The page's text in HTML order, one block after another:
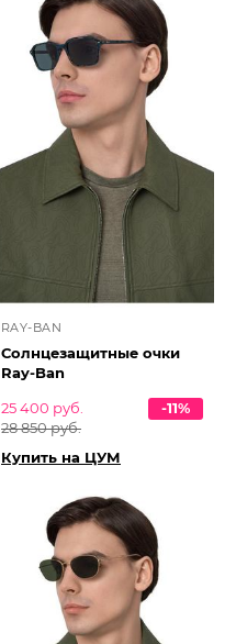
RAY-BAN
Солнцезащитные очки
Ray-Ban
25 400 руб.
28 850 руб.
-11%
Купить на ЦУМ